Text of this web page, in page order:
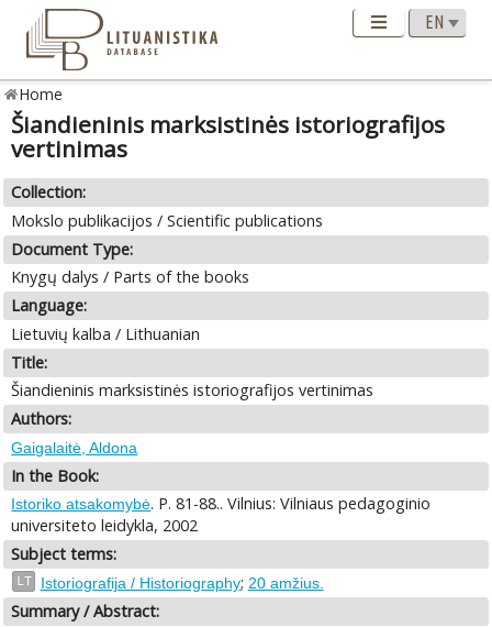
Home
Šiandieninis marksistinės istoriografijos
vertinimas
Collection:
Mokslo publikacijos / Scientific publications
Document Type:
Knygų dalys / Parts of the books
Language:
Lietuvių kalba / Lithuanian
Title:
Šiandieninis marksistinės istoriografijos vertinimas
Authors:
Gaigalaitė, Aldona
In the Book:
Istoriko atsakomybė. P. 81-88.. Vilnius: Vilniaus pedagoginio
universiteto leidykla, 2002
Subject terms:
LT Istoriografija / Historiography; 20 amžius.
Summary / Abstract: